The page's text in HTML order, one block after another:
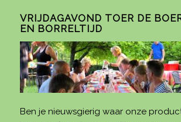
VRIJDAGAVOND TOER DE
EN BORRELTIJD
Ben je nieuwsgierig waar onze